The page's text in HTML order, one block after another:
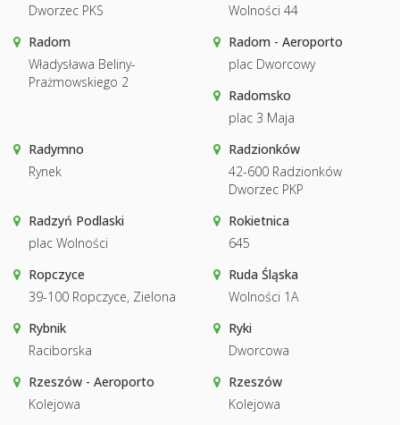
Dworzec PKS
Wolności 44
Radom
Władysława Beliny-
Prażmowskiego 2
Radom - Aeroporto
plac Dworcowy
Radomsko
plac 3 Maja
Radymno
Rynek
Radzionków
42-600 Radzionków
Dworzec PKP
Radzyń Podlaski
plac Wolności
Rokietnica
645
Ropczyce
39-100 Ropczyce, Zielona
Ruda Śląska
Wolności 1A
Rybnik
Raciborska
Ryki
Dworcowa
Rzeszów - Aeroporto
Kolejowa
Rzeszów
Kolejowa